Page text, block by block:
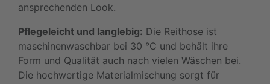
ansprechenden Look.
Pflegeleicht und langlebig: Die Reithose ist
maschinenwaschbar bei 30 °C und behält ihre
Form und Qualität auch nach vielen Wäschen bei.
Die hochwertige Materialmischung sorgt für